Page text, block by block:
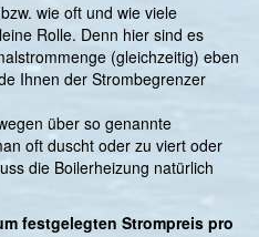
wie oft und wie viele
Rolle. Denn hier sind es
(gleichzeitig) eben
Ihnen der Strombegrenzer
über so genannte
oft duscht oder zu viert oder
die Boilerheizung natürlich
festgelegten Strompreis pro